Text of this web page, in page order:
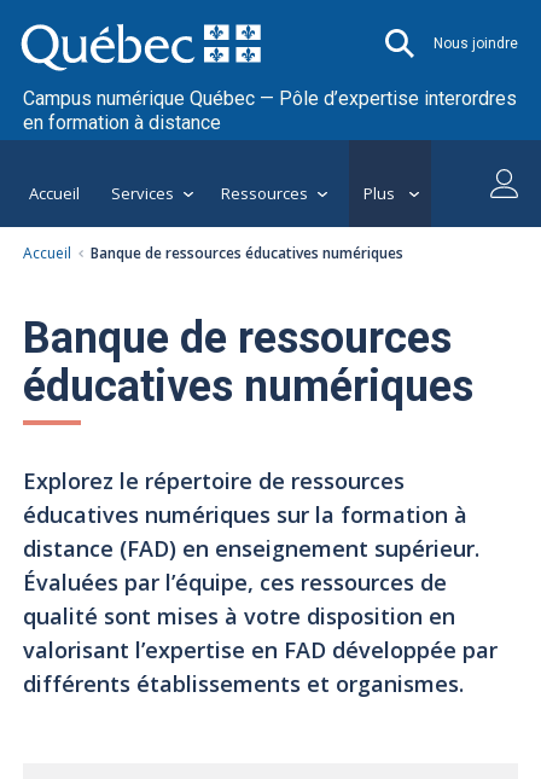
Nous joindre
Campus numérique Québec — Pôle d’expertise interordres
en formation à distance
Accueil Services Ressources Plus
Accueil Banque de ressources éducatives numériques
Banque de ressources
éducatives numériques
Explorez le répertoire de ressources
éducatives numériques sur la formation à
distance (FAD) en enseignement supérieur.
Évaluées par l’équipe, ces ressources de
qualité sont mises à votre disposition en
valorisant l’expertise en FAD développée par
différents établissements et organismes.